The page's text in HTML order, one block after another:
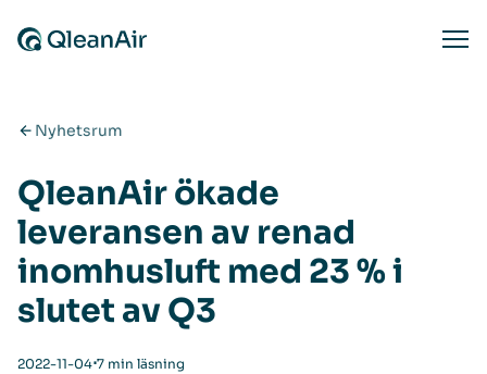
Nyhetsrum
QleanAir ökade
leveransen av renad
inomhusluft med 23 % i
slutet av Q3
2022-11-04⋅7 min läsning